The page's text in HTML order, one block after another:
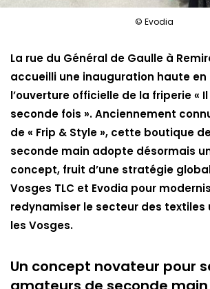
© Evodia
La rue du Général de Gaulle à
accueilli une inauguration haute en
l’ouverture officielle de la friperie «
seconde fois ». Anciennement
de « Frip & Style », cette boutique
seconde main adopte désormais
concept, fruit d’une stratégie
Vosges TLC et Evodia pour
redynamiser le secteur des textiles
les Vosges.
Un concept novateur pour